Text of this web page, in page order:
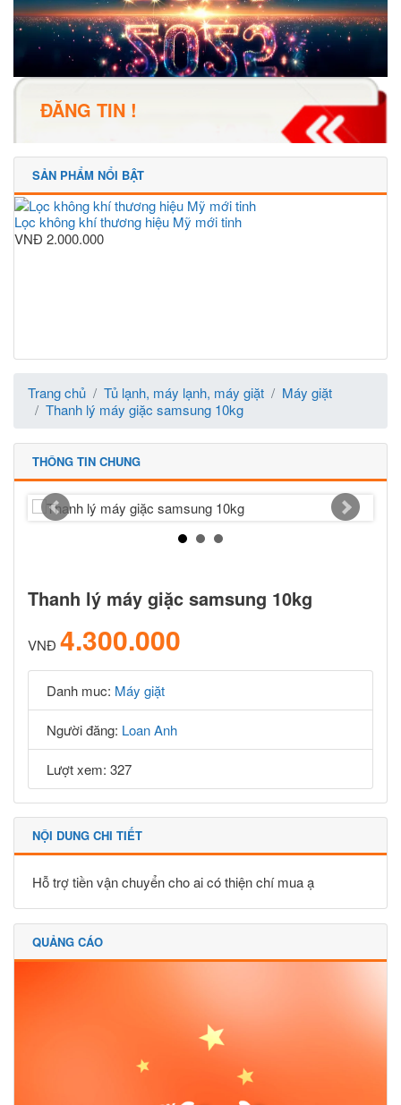
ĐĂNG TIN !
SẢN PHẨM NỔI BẬT
Lọc không khí thương hiệu Mỹ mới tinh
VNĐ 2.000.000
Trang chủ Tủ lạnh, máy lạnh, máy giặt
Máy giặt
Thanh lý máy giặc samsung 10kg
THÔNG TIN CHUNG
Thanh lý máy giặc samsung 10kg
VNĐ 4.300.000
Danh muc: Máy giặt
Người đăng: Loan Anh
Lượt xem: 327
NỘI DUNG CHI TIẾT
Hỗ trợ tiền vận chuyển cho ai có thiện chí mua ạ
QUẢNG CÁO